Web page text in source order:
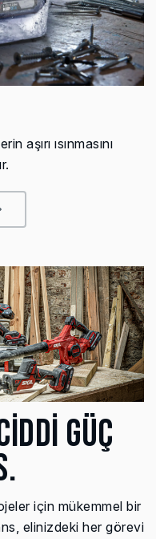
aşırı ısınmasını
GÜÇ
için mükemmel bir
elinizdeki her görevi